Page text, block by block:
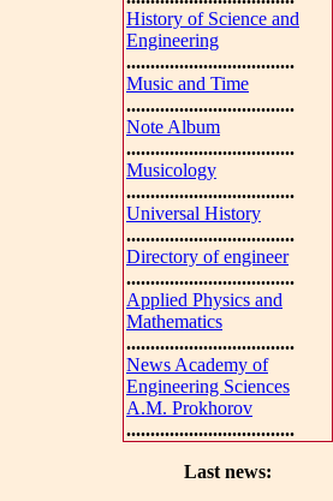
History of Science and
Engineering
...................................
Music and Time
...................................
Note Album
...................................
Musicology
...................................
Universal History
...................................
Directory of engineer
...................................
Applied Physics and
Mathematics
...................................
News Academy of
Engineering Sciences
A.M. Prokhorov
...................................
Last news: